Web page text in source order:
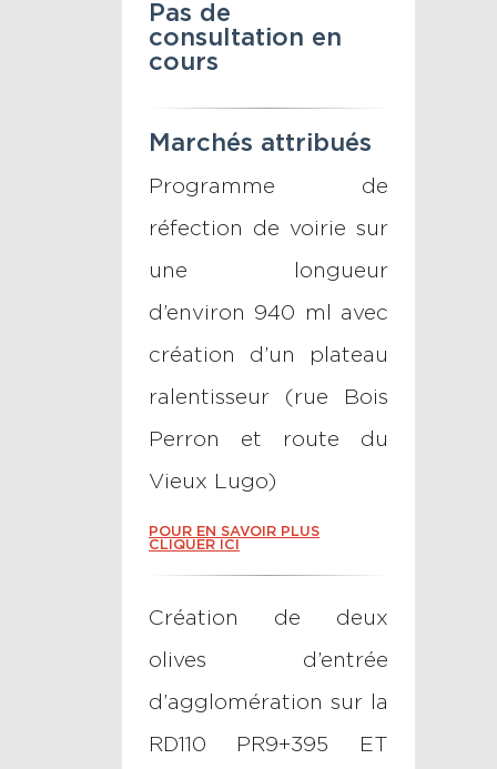
Pas de
consultation en
cours
Marchés attribués
Programme de
réfection de voirie sur
une longueur
d’environ 940 ml avec
création d’un plateau
ralentisseur (rue Bois
Perron et route du
Vieux Lugo)
POUR EN SAVOIR PLUS
CLIQUER ICI
Création de deux
olives d’entrée
d’agglomération sur la
RD110 PR9+395 ET